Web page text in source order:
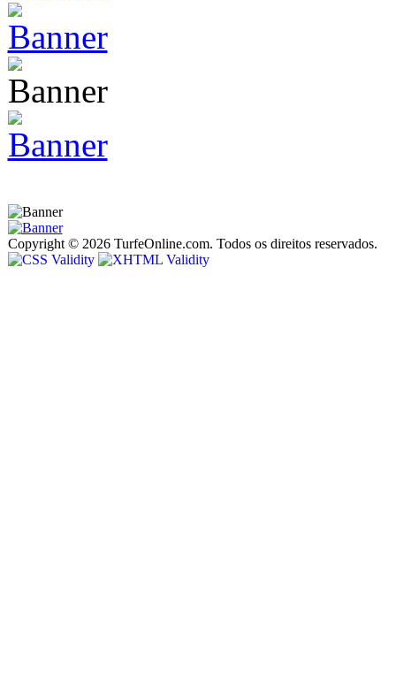
Copyright © 2026 TurfeOnline.com. Todos os direitos reservados.